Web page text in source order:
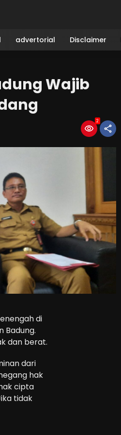
advertorial Disclaimer
Wajib
2
di
Badung.
dan berat.
dari
hak
cipta
tidak